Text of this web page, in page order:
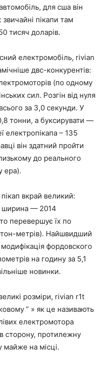
для сша він
пікапи там
тисяч доларів.
електромобіль, rivian
двс-конкурентів:
(по одному
сил. Розгін від нуля
за 3,0 секунди. У
тонни, а буксирувати —
електропікапа – 135
він здатний пройти
до реального
epa).
вкрай великий:
ширина — 2014
перевершує їх по
метрів). Найшвидший
фордовского
на годину за 5,1
новинки.
розміри, rivian r1t
” » як це називають
електромотора
в сторону, протилежну
на місці.